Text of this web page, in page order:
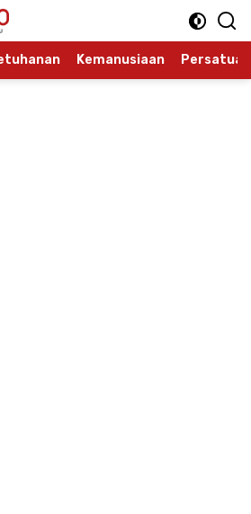
Kemanusiaan Persatuan